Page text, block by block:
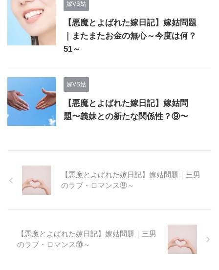
嫁VS姑
【悪魔とよばれた嫁日記】嫁姑問題
｜またまたお金の無心～今度は何？
51～
嫁VS姑
【悪魔とよばれた嫁日記】嫁姑問
題〜義妹との新たな関係性？⑨〜
【悪魔とよばれた嫁日記】嫁姑問題｜三男
のラブ・ロマンス⑧～
【悪魔とよばれた嫁日記】嫁姑問題｜三男
のラブ・ロマンス⑩～